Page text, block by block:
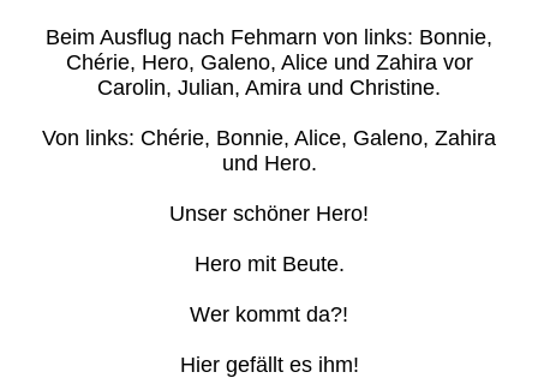
Beim Ausflug nach Fehmarn von links: Bonnie,
Chérie, Hero, Galeno, Alice und Zahira vor
Carolin, Julian, Amira und Christine.
Von links: Chérie, Bonnie, Alice, Galeno, Zahira
und Hero.
Unser schöner Hero!
Hero mit Beute.
Wer kommt da?!
Hier gefällt es ihm!